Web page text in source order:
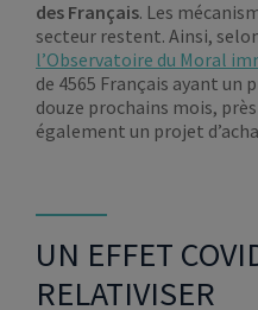
des Français. Les
secteur restent. Ainsi,
l’Observatoire du Moral
de 4565 Français ayant
douze prochains mois,
également un projet
UN EFFET
RELATIVISER